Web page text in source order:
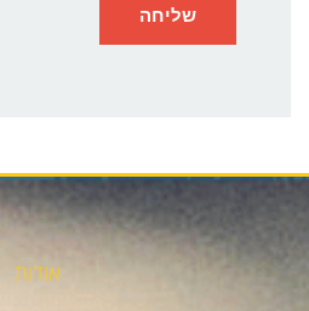
אודות